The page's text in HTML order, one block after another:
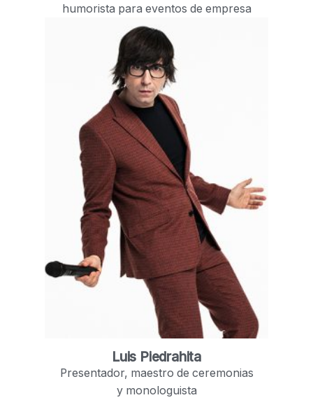
humorista para eventos de empresa
Luis Piedrahita
Presentador, maestro de ceremonias
y monologuista